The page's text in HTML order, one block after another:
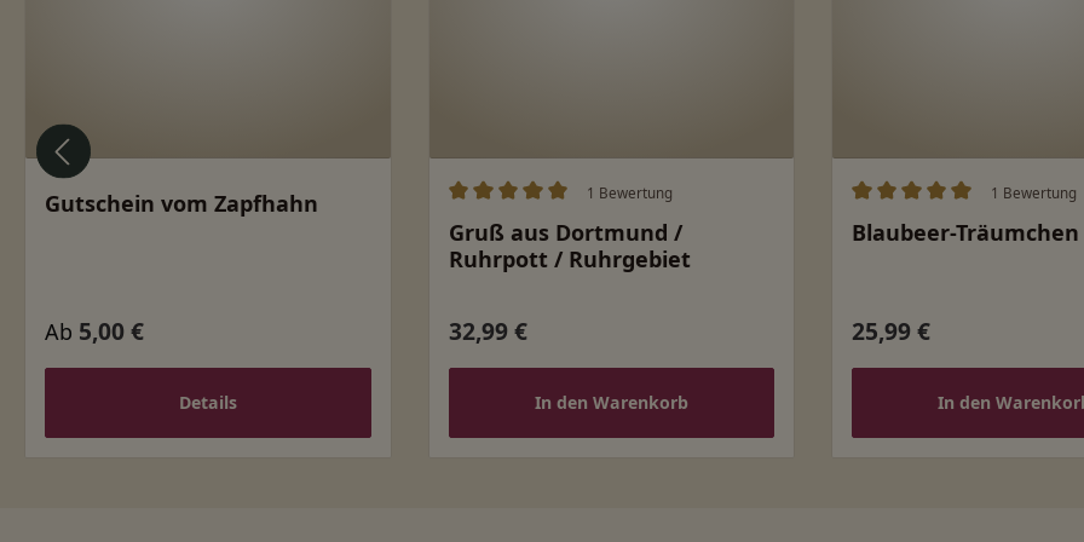
Gutschein vom Zapfhahn
Regulärer Preis:
Ab 5,00 €
Details
Durchschnittliche Bewertung von 5 von 5 Sternen
1 Bewertung
Gruß aus Dortmund /
Ruhrpott / Ruhrgebiet
Regulärer Preis:
32,99 €
In den Warenkorb
Durchschnittliche
1 Bewertung
Blaubeer-Träumchen
Regulärer Preis:
25,99 €
In den